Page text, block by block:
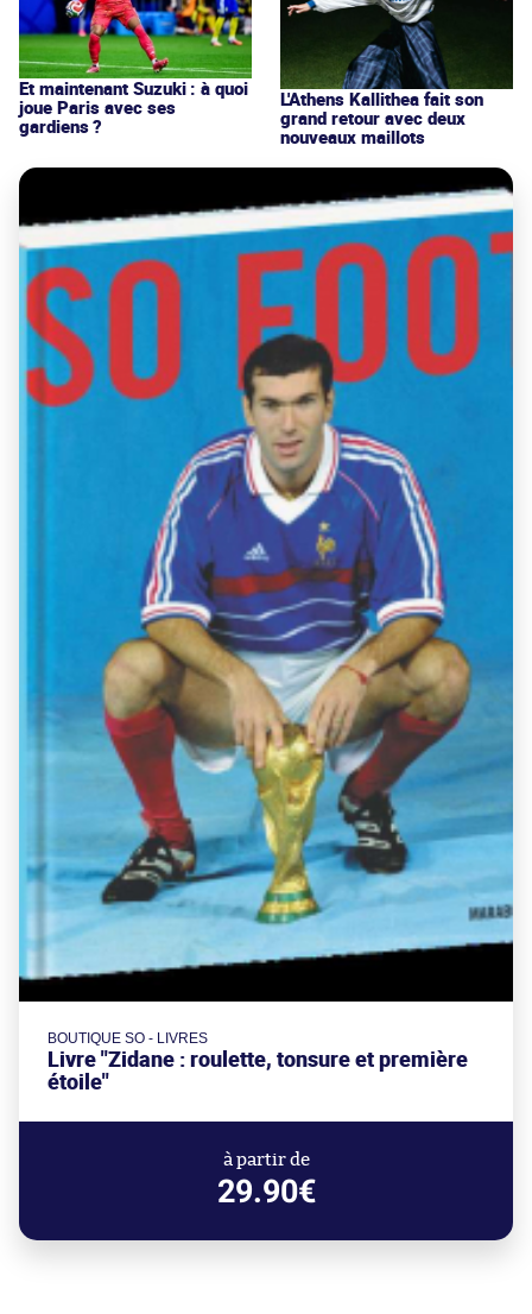
Et maintenant Suzuki : à quoi
joue Paris avec ses
gardiens ?
L'Athens Kallithea fait son
grand retour avec deux
nouveaux maillots
BOUTIQUE SO - LIVRES
Livre "Zidane : roulette, tonsure et première
étoile"
à partir de
29.90€